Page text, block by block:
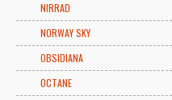
NIRRAD
NORWAY SKY
OBSIDIANA
OCTANE